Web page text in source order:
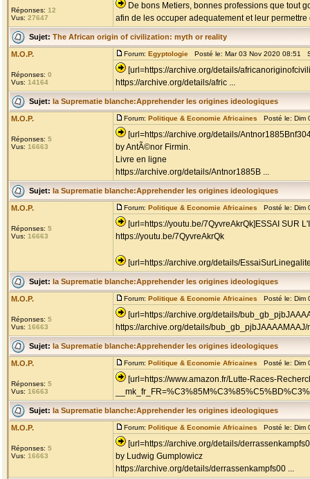
Réponses: 12
Vus: 27647
De bons Metiers, bonnes professions que tout
afin de les occuper adequatement et leur
Sujet: The African origin of civilization: myth or reality
M.O.P.
Réponses: 0
Vus: 14164
Forum: Egyptologie Posté le: Mar 03 Nov 2020 08:51
[url=https://archive.org/details/
https://archive.org/details/afric ...
Sujet: la Suprematie blanche:Apprehender les origines ideologiques
M.O.P.
Réponses: 5
Vus: 16663
Forum: Politique & Economie Africaines Posté le: Dim
[url=https://archive.org/details/
by AntÃ©nor Firmin.
Livre en ligne
https://archive.org/details/Antnor1885B ...
Sujet: la Suprematie blanche:Apprehender les origines ideologiques
M.O.P.
Réponses: 5
Vus: 16663
Forum: Politique & Economie Africaines Posté le: Dim
[url=https://youtu.be/7QyvreAkrQk]ESSAI SUR
https://youtu.be/7QyvreAkrQk
[url=https://archive.org/details/
Sujet: la Suprematie blanche:Apprehender les origines ideologiques
M.O.P.
Réponses: 5
Vus: 16663
Forum: Politique & Economie Africaines Posté le: Dim
[url=https://archive.org/details/
https://archive.org/details/bub_gb_pjbJAAAAMAAJ/
Sujet: la Suprematie blanche:Apprehender les origines ideologiques
M.O.P.
Réponses: 5
Vus: 16663
Forum: Politique & Economie Africaines Posté le: Dim
[url=https://www.amazon.fr/Lutte-Races-
Sujet: la Suprematie blanche:Apprehender les origines ideologiques
M.O.P.
Réponses: 5
Vus: 16663
Forum: Politique & Economie Africaines Posté le: Dim
[url=https://archive.org/details/
by Ludwig Gumplowicz
https://archive.org/details/derrassenkampfs00 ...